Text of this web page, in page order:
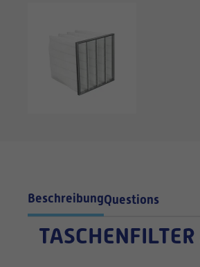
BeschreibungQuestions
TASCHENFILTER